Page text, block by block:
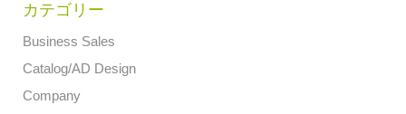
カテゴリー
Business Sales
Catalog/AD Design
Company